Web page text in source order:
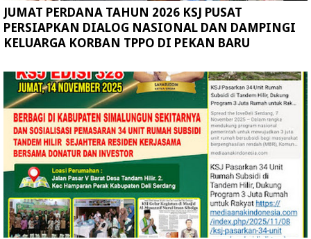
JUMAT PERDANA TAHUN 2026 KSJ PUSAT
PERSIAPKAN DIALOG NASIONAL DAN DAMPINGI
KELUARGA KORBAN TPPO DI PEKAN BARU